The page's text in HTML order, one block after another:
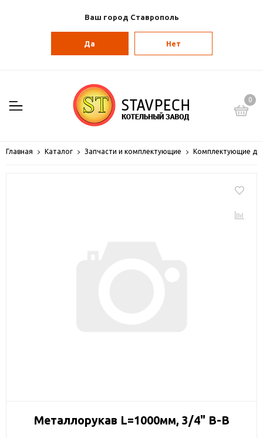
Ваш город Ставрополь
Да Нет
0
Главная Каталог Запчасти и комплектующие Комплектующие
Металлорукав L=1000мм, 3/4" В-В